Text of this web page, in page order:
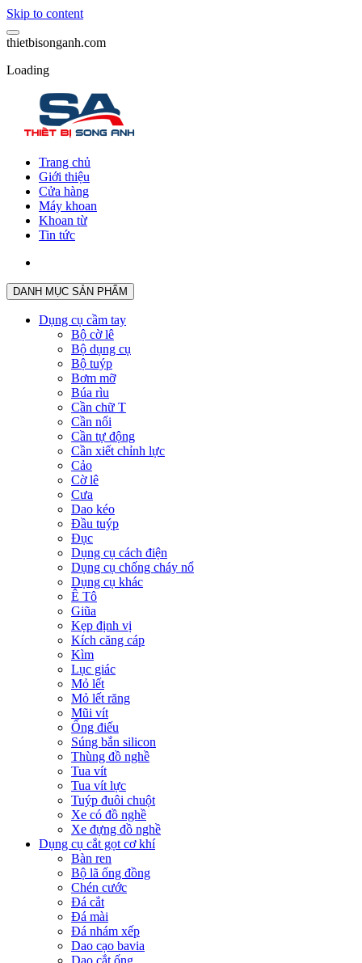
Skip to content
thietbisonganh.com
Loading
Trang chủ
Giới thiệu
Cửa hàng
Máy khoan
Khoan từ
Tin tức
DANH MỤC SẢN PHẨM
Dụng cụ cầm tay
Bộ cờ lê
Bộ dụng cụ
Bộ tuýp
Bơm mỡ
Búa rìu
Cần chữ T
Cần nối
Cần tự động
Cần xiết chỉnh lực
Cảo
Cờ lê
Cưa
Dao kéo
Đầu tuýp
Đục
Dụng cụ cách điện
Dụng cụ chống cháy nổ
Dụng cụ khác
Ê Tô
Giũa
Kẹp định vị
Kích căng cáp
Kìm
Lục giác
Mỏ lết
Mỏ lết răng
Mũi vít
Ống điếu
Súng bắn silicon
Thùng đồ nghề
Tua vít
Tua vít lực
Tuýp đuôi chuột
Xe có đồ nghề
Xe đựng đồ nghề
Dụng cụ cắt gọt cơ khí
Bàn ren
Bộ lã ống đồng
Chén cước
Đá cắt
Đá mài
Đá nhám xếp
Dao cạo bavia
Dao cắt ống